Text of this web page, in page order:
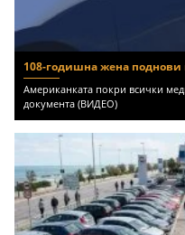
108-годишна жена
Американката покри всички
документа (ВИДЕО)